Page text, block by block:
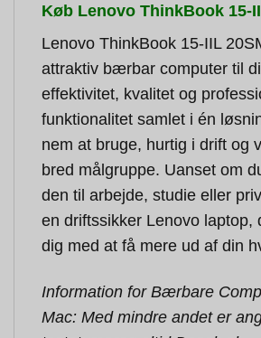
Køb Lenovo ThinkBook 15-
Lenovo ThinkBook 15-IIL
attraktiv bærbar computer til
effektivitet, kvalitet og
funktionalitet samlet i én
nem at bruge, hurtig i drift og
bred målgruppe. Uanset om
den til arbejde, studie eller
en driftssikker Lenovo
dig med at få mere ud af din
Information for Bærbare
Mac: Med mindre andet er